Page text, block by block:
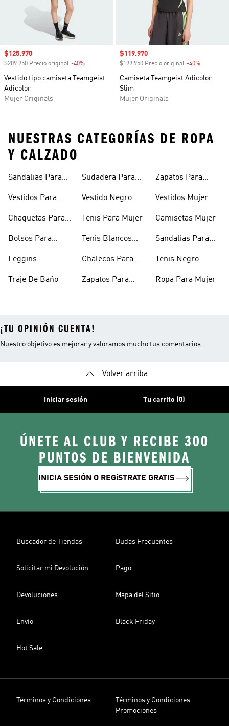
Precio de venta
$125.970
$209.950 Precio original -40%
Vestido tipo camiseta Teamgeist
Adicolor
Mujer Originals
Precio de venta
$119.970
$199.950 Precio original -40%
Camiseta Teamgeist Adicolor
Slim
Mujer Originals
NUESTRAS CATEGORÍAS DE ROPA
Y CALZADO
Sandalias Para
Vestidos Para
Chaquetas Para
Bolsos Para
Leggins
Traje De Baño
Sudadera Para
Vestido Negro
Tenis Para Mujer
Tenis Blancos
Chalecos Para
Zapatos Para
Zapatos Para
Vestidos Mujer
Camisetas Mujer
Sandalias Para
Tenis Negro
Ropa Para Mujer
¡TU OPINIÓN CUENTA!
Nuestro objetivo es mejorar y valoramos mucho tus comentarios.
Volver arriba
Iniciar sesión Tu carrito (0)
ÚNETE AL CLUB Y RECIBE 300
PUNTOS DE BIENVENIDA
INICIA SESIÓN O REGíSTRATE GRATIS
Buscador de Tiendas Dudas Frecuentes
Solicitar mi Devolución Pago
Devoluciones Mapa del Sitio
Envío Black Friday
Hot Sale
Términos y Condiciones
Términos y Condiciones
Promociones